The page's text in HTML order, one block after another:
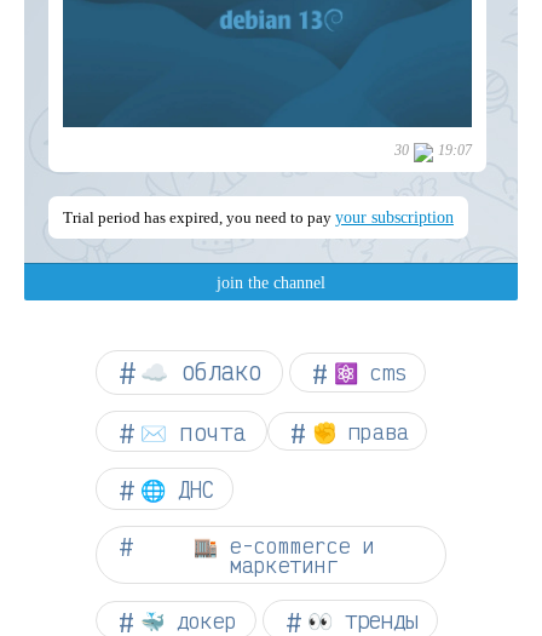
☁︎ облако ⚛ cms
✉️ почта ✊ права
🌐 ДНС
🏬 e-commerce и
маркетинг
🐳 докер 👀 тренды